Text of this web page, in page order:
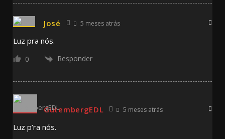
José 5 meses atrás
Luz pra nós.
0 Responder
GutembergEDL 5 meses atrás
Luz p’ra nós.